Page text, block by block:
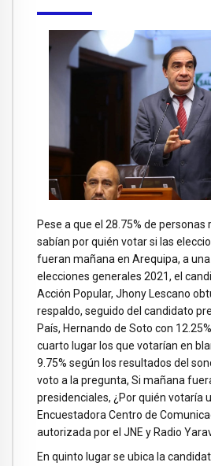
Pese a que el 28.75% de
sabían por quién votar si las
fueran mañana en Arequipa, a
elecciones generales 2021, el
Acción Popular, Jhony Lescano
respaldo, seguido del candidato
País, Hernando de Soto con
cuarto lugar los que votarían en
9.75% según los resultados del
voto a la pregunta, Si mañana
presidenciales, ¿Por quién votaría
Encuestadora Centro de
autorizada por el JNE y Radio
En quinto lugar se ubica la